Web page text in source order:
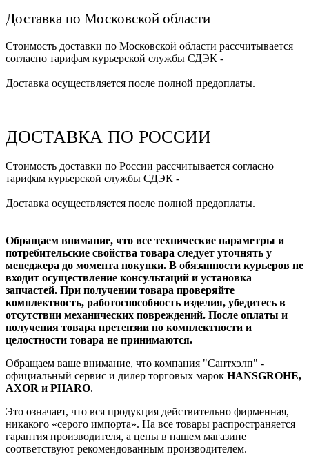
Доставка по Московской области
Стоимость доставки по Московской области рассчитывается
согласно тарифам курьерской службы СДЭК -
Доставка осуществляется после полной предоплаты.
ДОСТАВКА ПО РОССИИ
Стоимость доставки по России рассчитывается согласно
тарифам курьерской службы СДЭК -
Доставка осуществляется после полной предоплаты.
Обращаем внимание, что все технические параметры и
потребительские свойства товара следует уточнять у
менеджера до момента покупки. В обязанности курьеров не
входит осуществление консультаций и установка
запчастей. При получении товара проверяйте
комплектность, работоспособность изделия, убедитесь в
отсутствии механических повреждений. После оплаты и
получения товара претензии по комплектности и
целостности товара не принимаются.
Обращаем ваше внимание, что компания "Сантхэлп" -
официальный сервис и дилер торговых марок HANSGROHE,
AXOR и PHARO.
Это означает, что вся продукция действительно фирменная,
никакого «серого импорта». На все товары распространяется
гарантия производителя, а цены в нашем магазине
соответствуют рекомендованным производителем.